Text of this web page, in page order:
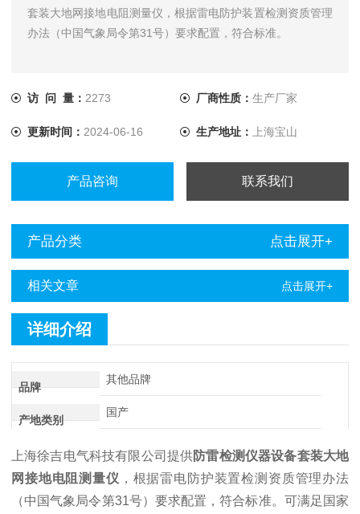
套装大地网接地电阻测量仪，根据雷电防护装置检测资质管理
办法（中国气象局令第31号）要求配置，符合标准。
访 问 量： 2273 厂商性质： 生产厂家
更新时间： 2024-06-16 生产地址： 上海宝山
产品咨询 联系我们
产品分类 点击展开+
相关文章 点击展开+
详细介绍
品牌
其他品牌
产地类别
国产
上海徐吉电气科技有限公司提供防雷检测仪器设备套装大地
网接地电阻测量仪 ，根据雷电防护装置检测资质管理办法
（中国气象局令第31号）要求配置，符合标准。可满足国家